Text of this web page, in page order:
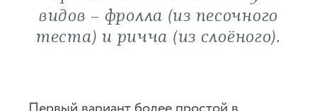
видов – фролла (из песочного
теста) и ричча (из слоёного).